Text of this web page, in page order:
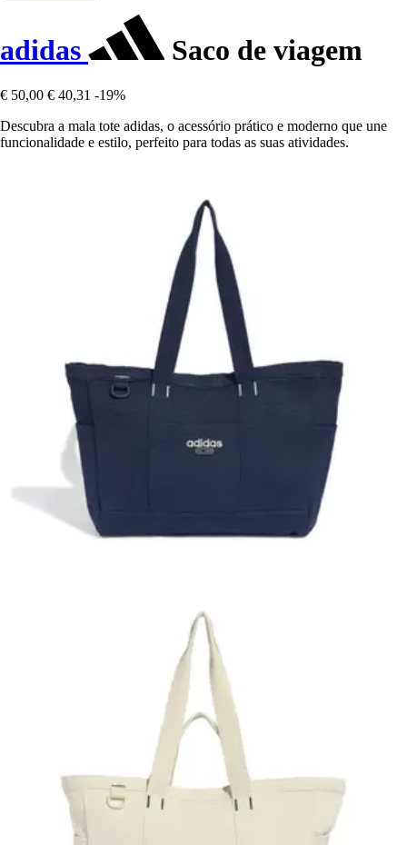
adidas Saco de viagem
€ 50,00 € 40,31 -19%
Descubra a mala tote adidas, o acessório prático e moderno que une
funcionalidade e estilo, perfeito para todas as suas atividades.